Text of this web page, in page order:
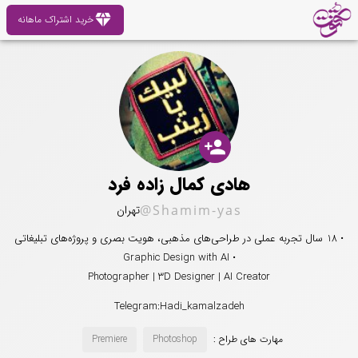
diamondخرید اشتراک ماهانه
person_add
هادی کمال زاده فرد
@Shamim-yasتهران
• 18 سال تجربه عملی در طراحی‌های مذهبی، هویت بصری و پروژه‌های تبلیغاتی
• Graphic Design with AI
Photographer | 3D Designer | AI Creator
Telegram:Hadi_kamalzadeh
مهارت های طراح : Photoshop
Premiere